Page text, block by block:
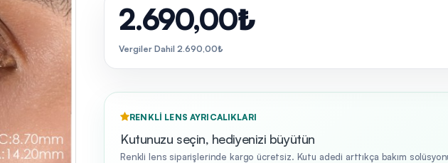
2.690,00₺
Vergiler Dahil 2.690,00₺
RENKLI LENS AYRICALIKLARI
Kutunuzu seçin, hediyenizi büyütün
Renkli lens siparişlerinde kargo ücretsiz. Kutu adedi arttıkça bakım